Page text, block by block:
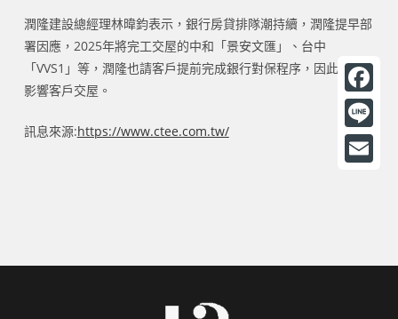
潤隆建設總經理林暐鈞表示，銀行房貸排隊潮持續，潤隆提早部
署因應，2025年將完工交屋的中和「景安文匯」、台中
「VVS1」等，潤隆也請客戶提前完成銀行對保程序，因此不致
影響客戶交屋。
訊息來源:https://www.ctee.com.tw/
F
a
c
L
i